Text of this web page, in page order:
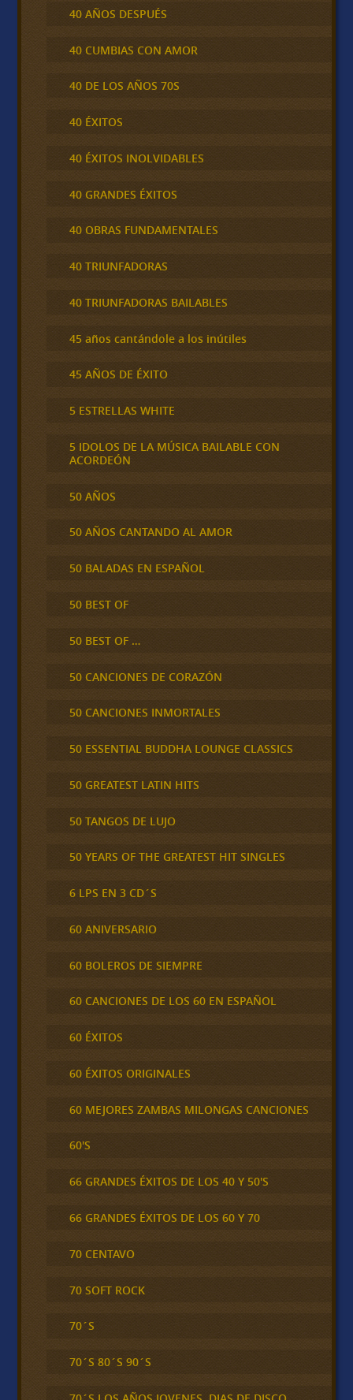
40 AÑOS DESPUÉS
40 CUMBIAS CON AMOR
40 DE LOS AÑOS 70S
40 ÉXITOS
40 ÉXITOS INOLVIDABLES
40 GRANDES ÉXITOS
40 OBRAS FUNDAMENTALES
40 TRIUNFADORAS
40 TRIUNFADORAS BAILABLES
45 años cantándole a los inútiles
45 AÑOS DE ÉXITO
5 ESTRELLAS WHITE
5 IDOLOS DE LA MÚSICA BAILABLE CON
ACORDEÓN
50 AÑOS
50 AÑOS CANTANDO AL AMOR
50 BALADAS EN ESPAÑOL
50 BEST OF
50 BEST OF …
50 CANCIONES DE CORAZÓN
50 CANCIONES INMORTALES
50 ESSENTIAL BUDDHA LOUNGE CLASSICS
50 GREATEST LATIN HITS
50 TANGOS DE LUJO
50 YEARS OF THE GREATEST HIT SINGLES
6 LPS EN 3 CD´S
60 ANIVERSARIO
60 BOLEROS DE SIEMPRE
60 CANCIONES DE LOS 60 EN ESPAÑOL
60 ÉXITOS
60 ÉXITOS ORIGINALES
60 MEJORES ZAMBAS MILONGAS CANCIONES
60'S
66 GRANDES ÉXITOS DE LOS 40 Y 50'S
66 GRANDES ÉXITOS DE LOS 60 Y 70
70 CENTAVO
70 SOFT ROCK
70´S
70´S 80´S 90´S